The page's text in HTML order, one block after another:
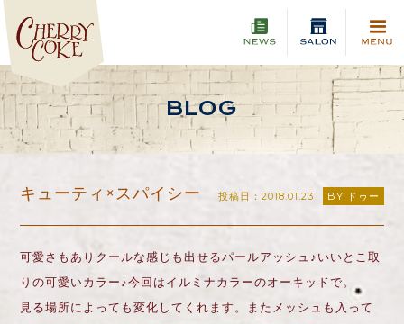
BLOG
キューティ×スパイシー 投稿日：2018.01.23 BY ドゥー
可愛さもありクールな感じも出せるパールアッシュ♪いいとこ取
りの可愛いカラー♪今回はイルミナカラーのオーキッドで。
見る場所によっても変化してくれます。またメッシュも入って